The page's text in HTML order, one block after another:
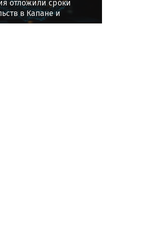
отложили сроки
в Капане и